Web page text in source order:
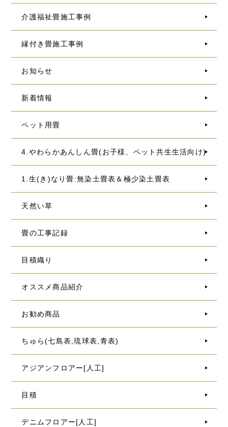
介護福祉畳施工事例
縁付き畳施工事例
お知らせ
新着情報
ペット用畳
4.やわらかあんしん畳(お子様、ペット共生生活向け)
1.生(き)なり畳:無染土畳表＆極少染土畳表
天然い草
畳の工事記録
目積織り
オススメ商品紹介
お勧め商品
ちゅら(七島表,琉球表,青表)
アジアンフロアー[人工]
目積
デニムフロアー[人工]